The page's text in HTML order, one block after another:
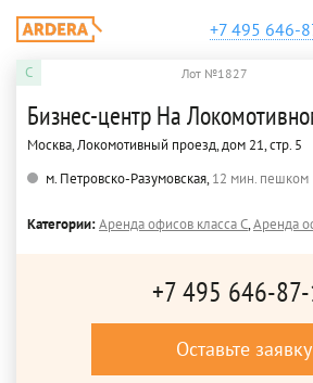
+7 495 646-
C Лот №1827
Бизнес-центр На
Москва, Локомотивный проезд, дом 21, стр. 5
м. Петровско-Разумовская,12 мин. пешком
Категории:Аренда офисов класса C,Аренда
+7 495 646-
Оставьте заявку